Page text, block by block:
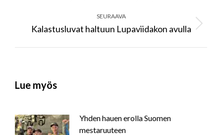
SEURAAVA
Next
Kalastusluvat haltuun Lupaviidakon avulla
Lue myös
Yhden hauen erolla Suomen
mestaruuteen